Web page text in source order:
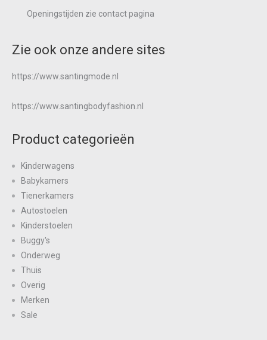
Openingstijden zie contactpagina
Zie ook onze andere sites
https://www.santingmode.nl
https://www.santingbodyfashion.nl
Product categorieën
Kinderwagens
Babykamers
Tienerkamers
Autostoelen
Kinderstoelen
Buggy's
Onderweg
Thuis
Overig
Merken
Sale